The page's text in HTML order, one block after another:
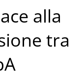
alla
tra